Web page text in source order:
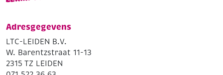
Adresgegevens
LTC-LEIDEN B.V.
W. Barentzstraat 11-13
2315 TZ LEIDEN